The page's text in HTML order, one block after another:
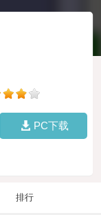
PC下载
排行